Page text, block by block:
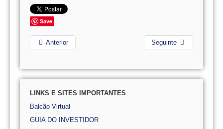
Save
Anterior Seguinte
LINKS E SITES IMPORTANTES
Balcão Virtual
GUIA DO INVESTIDOR